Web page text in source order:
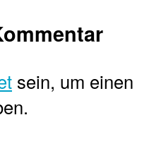
sein, um einen